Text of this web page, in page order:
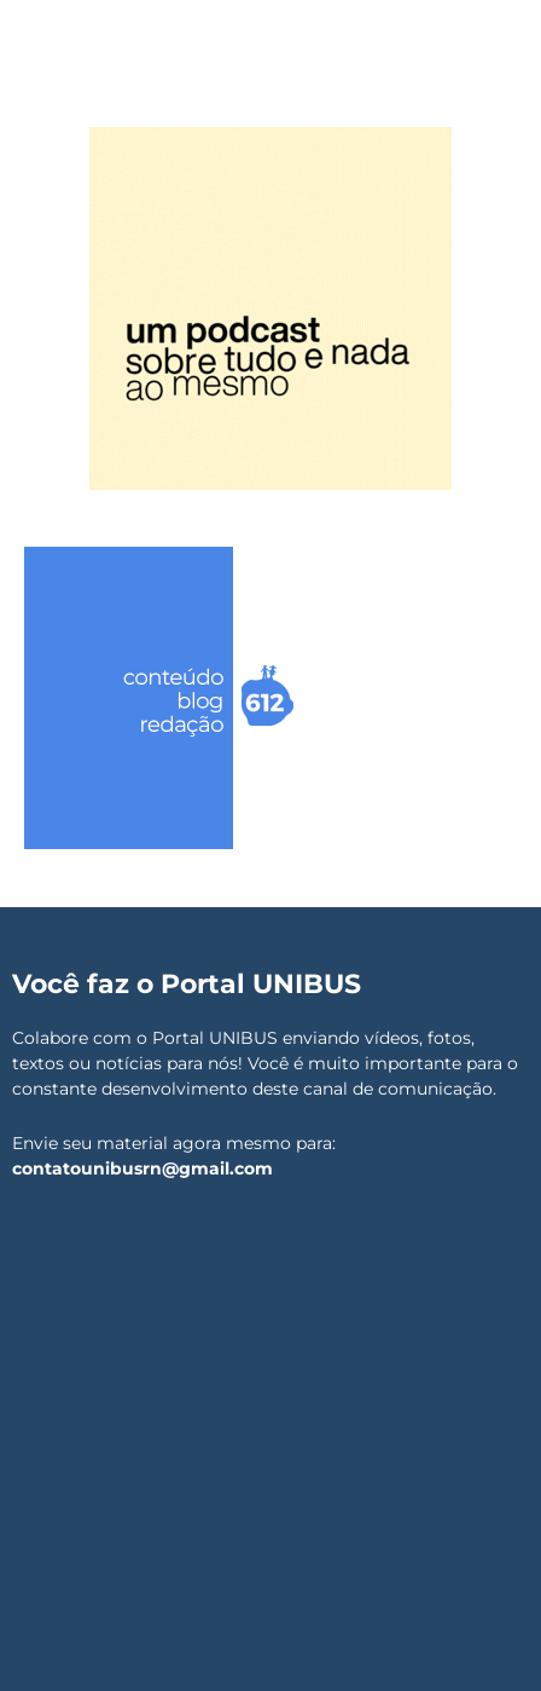
Você faz o Portal UNIBUS
Colabore com o Portal UNIBUS enviando vídeos, fotos,
textos ou notícias para nós! Você é muito importante para o
constante desenvolvimento deste canal de comunicação.
Envie seu material agora mesmo para:
contatounibusrn@gmail.com